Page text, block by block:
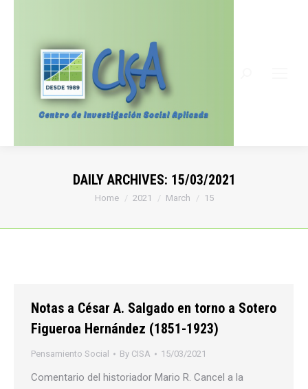
DAILY ARCHIVES: 15/03/2021
You are here:
Home 2021 March 15
Notas a César A. Salgado en torno a Sotero
Figueroa Hernández (1851-1923)
Pensamiento Social By CISA 15/03/2021
Comentario del historiador Mario R. Cancel a la